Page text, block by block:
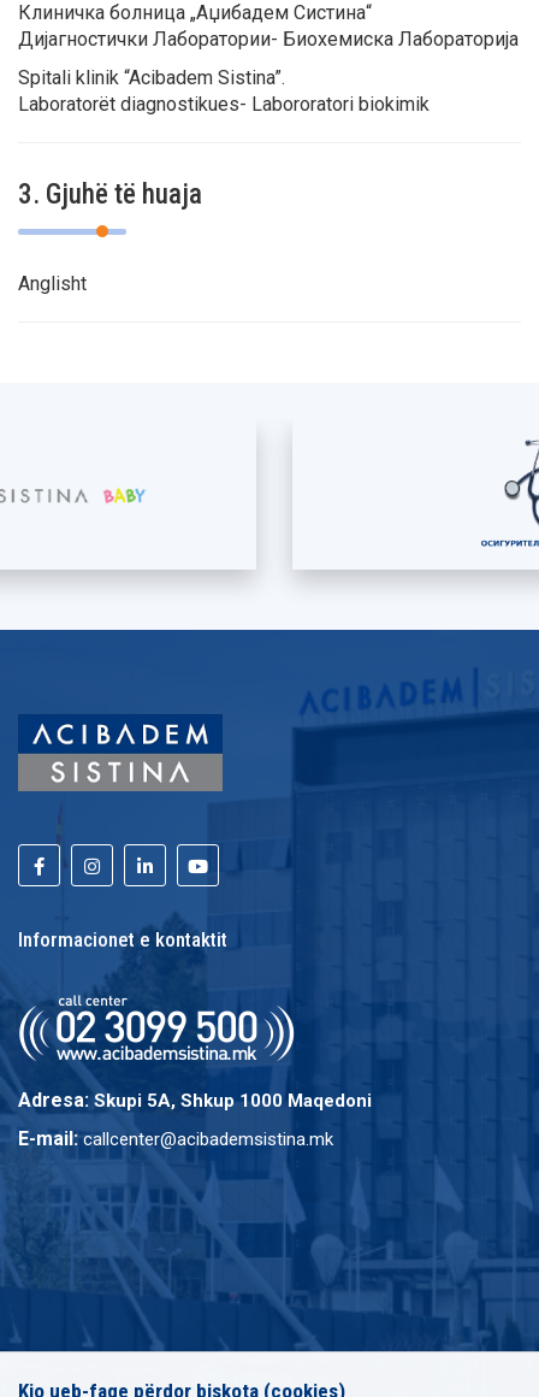
Клиничка болница „Аџибадем Систина“
Дијагностички Лаборатории- Биохемиска Лабораторија
Spitali klinik “Acibadem Sistina”.
Laboratorët diagnostikues- Labororatori biokimik
3. Gjuhë të huaja
Anglisht
Informacionet e kontaktit
Adresa: Skupi 5A, Shkup 1000 Maqedoni
E-mail: callcenter@acibademsistina.mk
Kjo ueb-faqe përdor biskota (cookies)